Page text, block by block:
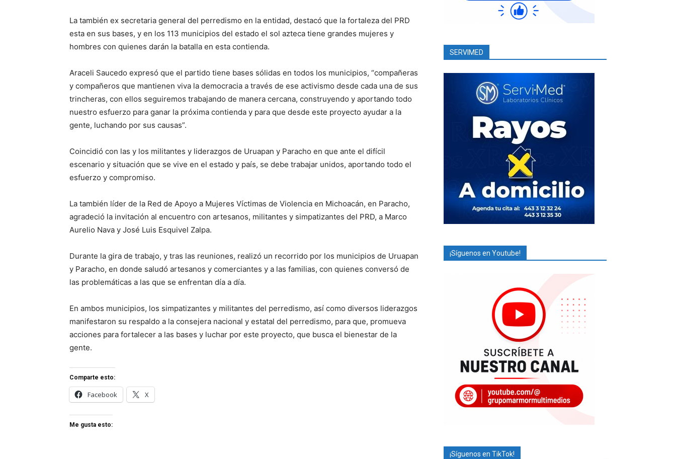
La también ex secretaria general del perredismo en la entidad, destacó que la fortaleza del PRD
esta en sus bases, y en los 113 municipios del estado el sol azteca tiene grandes mujeres y
hombres con quienes darán la batalla en esta contienda.
Araceli Saucedo expresó que el partido tiene bases sólidas en todos los municipios, “compañeras
y compañeros que mantienen viva la democracia a través de ese activismo desde cada una de sus
trincheras, con ellos seguiremos trabajando de manera cercana, construyendo y aportando todo
nuestro esfuerzo para ganar la próxima contienda y para que desde este proyecto ayudar a la
gente, luchando por sus causas”.
Coincidió con las y los militantes y liderazgos de Uruapan y Paracho en que ante el difícil
escenario y situación que se vive en el estado y país, se debe trabajar unidos, aportando todo el
esfuerzo y compromiso.
La también líder de la Red de Apoyo a Mujeres Víctimas de Violencia en Michoacán, en Paracho,
agradeció la invitación al encuentro con artesanos, militantes y simpatizantes del PRD, a Marco
Aurelio Nava y José Luis Esquivel Zalpa.
Durante la gira de trabajo, y tras las reuniones, realizó un recorrido por los municipios de Uruapan
y Paracho, en donde saludó artesanos y comerciantes y a las familias, con quienes conversó de
las problemáticas a las que se enfrentan día a día.
En ambos municipios, los simpatizantes y militantes del perredismo, así como diversos liderazgos
manifestaron su respaldo a la consejera nacional y estatal del perredismo, para que, promueva
acciones para fortalecer a las bases y luchar por este proyecto, que busca el bienestar de la
gente.
Comparte esto:
Facebook X
Me gusta esto:
SERVIMED
¡Síguenos en Youtube!
¡Síguenos en TikTok!